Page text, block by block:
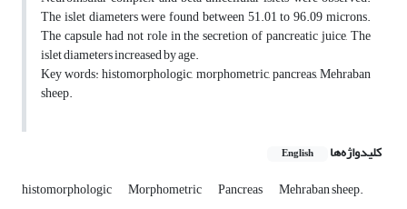
The islet diameters were found between 51.01 to 96.09 microns.
The capsule had not role in the secretion of pancreatic juice, The
islet diameters increased by age.
Key words: histomorphologic, morphometric, pancreas, Mehraban
sheep.
کلیدواژه‌ها English
histomorphologic Morphometric Pancreas Mehraban sheep.